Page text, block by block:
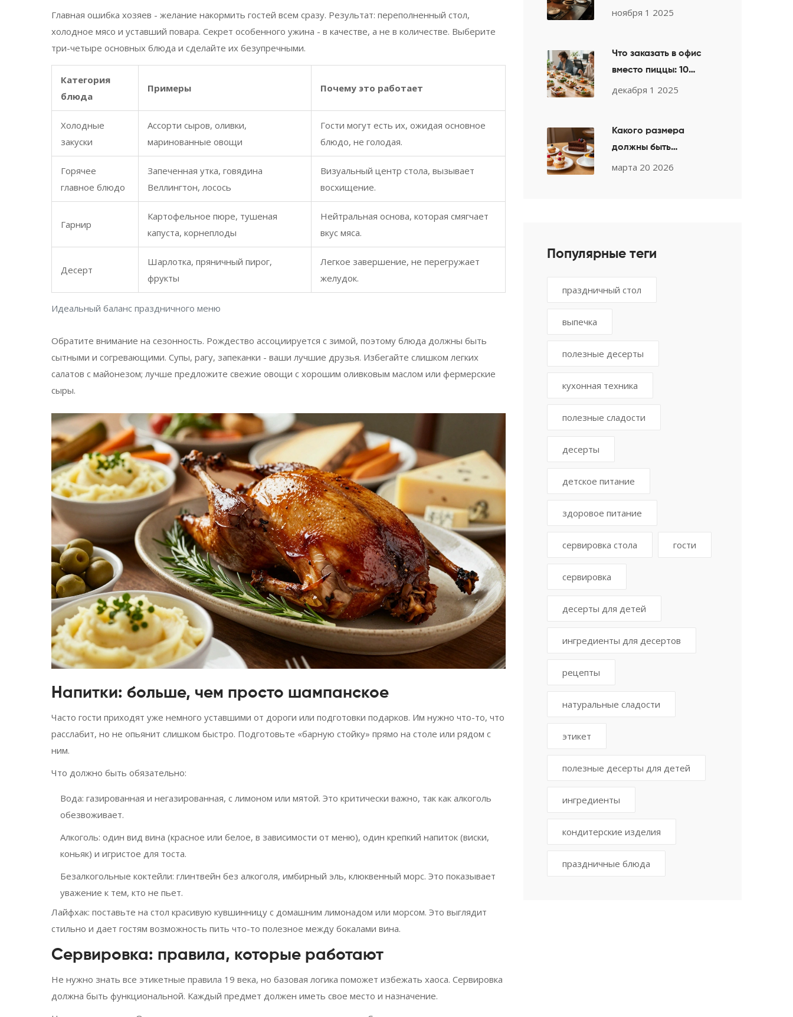
Главная ошибка хозяев - желание накормить гостей всем сразу. Результат: переполненный стол,
холодное мясо и уставший повара. Секрет особенного ужина - в качестве, а не в количестве. Выберите
три-четыре основных блюда и сделайте их безупречными.
Идеальный баланс праздничного меню
Категория
блюда
Примеры Почему это работает
Холодные
закуски
Ассорти сыров, оливки,
маринованные овощи
Гости могут есть их, ожидая основное
блюдо, не голодая.
Горячее
главное блюдо
Запеченная утка, говядина
Веллингтон, лосось
Визуальный центр стола, вызывает
восхищение.
Гарнир
Картофельное пюре, тушеная
капуста, корнеплоды
Нейтральная основа, которая смягчает
вкус мяса.
Десерт
Шарлотка, пряничный пирог,
фрукты
Легкое завершение, не перегружает
желудок.
Обратите внимание на сезонность. Рождество ассоциируется с зимой, поэтому блюда должны быть
сытными и согревающими. Супы, рагу, запеканки - ваши лучшие друзья. Избегайте слишком легких
салатов с майонезом; лучше предложите свежие овощи с хорошим оливковым маслом или фермерские
сыры.
Напитки: больше, чем просто шампанское
Часто гости приходят уже немного уставшими от дороги или подготовки подарков. Им нужно что-то, что
расслабит, но не опьянит слишком быстро. Подготовьте «барную стойку» прямо на столе или рядом с
ним.
Что должно быть обязательно:
Вода: газированная и негазированная, с лимоном или мятой. Это критически важно, так как алкоголь
обезвоживает.
Алкоголь: один вид вина (красное или белое, в зависимости от меню), один крепкий напиток (виски,
коньяк) и игристое для тоста.
Безалкогольные коктейли: глинтвейн без алкоголя, имбирный эль, клюквенный морс. Это показывает
уважение к тем, кто не пьет.
Лайфхак: поставьте на стол красивую кувшинницу с домашним лимонадом или морсом. Это выглядит
стильно и дает гостям возможность пить что-то полезное между бокалами вина.
Сервировка: правила, которые работают
Не нужно знать все этикетные правила 19 века, но базовая логика поможет избежать хаоса. Сервировка
должна быть функциональной. Каждый предмет должен иметь свое место и назначение.
рождения: простые и
ноября 1 2025
Что заказать в офис
вместо пиццы: 10
вкусных и практичных
декабря 1 2025
Какого размера
должны быть
бумажные тарелки для
марта 20 2026
Популярные теги
праздничный стол
выпечка
полезные десерты
кухонная техника
полезные сладости
десерты
детское питание
здоровое питание
сервировка стола гости
сервировка
десерты для детей
ингредиенты для десертов
рецепты
натуральные сладости
этикет
полезные десерты для детей
ингредиенты
кондитерские изделия
праздничные блюда